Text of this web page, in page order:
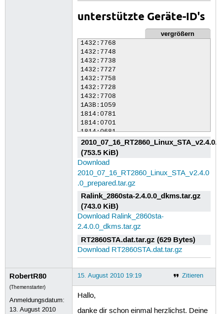
unterstützte Geräte-ID's
vergrößern
1432:7768
1432:7748
1432:7738
1432:7727
1432:7758
1432:7728
1432:7708
1A3B:1059
1814:0781
1814:0701
1814:0681
1814:0601
(753.5 KiB)
Download
2010_07_16_RT2860_Linux_STA_v2.4.0
.0_prepared.tar.gz
Ralink_2860sta-2.4.0.0_dkms.tar.gz
(743.0 KiB)
Download Ralink_2860sta-
2.4.0.0_dkms.tar.gz
RT2860STA.dat.tar.gz (629 Bytes)
Download RT2860STA.dat.tar.gz
RobertR80
(Themenstarter)
Anmeldungsdatum:
13. August 2010
Zitieren
15. August 2010 19:19
Hallo,
danke dir schon einmal herzlichst. Deine